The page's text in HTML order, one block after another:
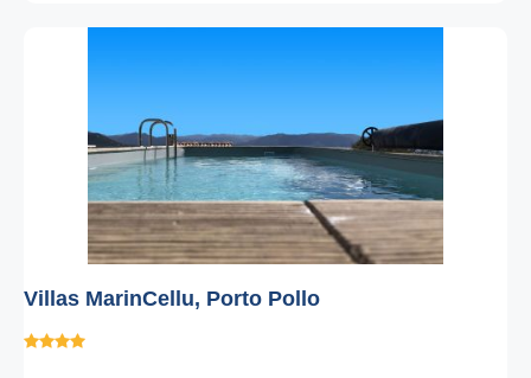
Villas MarinCellu, Porto Pollo